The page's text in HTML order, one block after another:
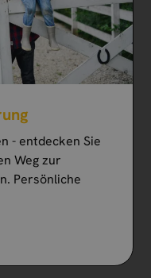
- entdecken Sie
Weg zur
Persönliche